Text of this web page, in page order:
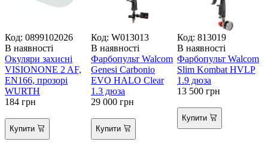
Код: 0899102026
В наявності
Окуляри захисні
VISIONONE 2 AF,
EN166, прозорі
WURTH
184 грн
Купити
Код: W013013
В наявності
Фарбопульт Walcom
Genesi Carbonio
EVO HALO Clear
1.3 дюза
29 000 грн
Купити
Код: 813019
В наявності
Фарбопульт Walcom
Slim Kombat HVLP
1.9 дюза
13 500 грн
Купити